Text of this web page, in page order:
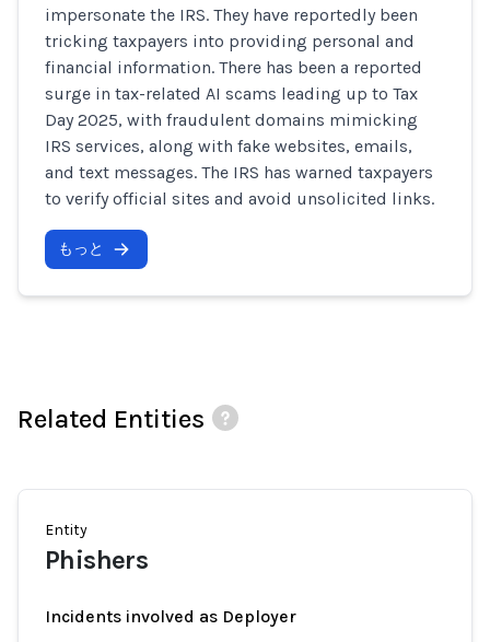
impersonate the IRS. They have reportedly been
tricking taxpayers into providing personal and
financial information. There has been a reported
surge in tax-related AI scams leading up to Tax
Day 2025, with fraudulent domains mimicking
IRS services, along with fake websites, emails,
and text messages. The IRS has warned taxpayers
to verify official sites and avoid unsolicited links.
もっと
Related Entities
Entity
Phishers
Incidents involved as Deployer